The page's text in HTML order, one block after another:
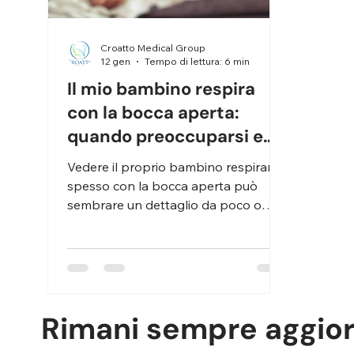
Il mio bambino respira
con la bocca aperta:
quando preoccuparsi e
cosa fare
Vedere il proprio bambino respirare
spesso con la bocca aperta può
sembrare un dettaglio da poco o
importante, che merita attenzione.
assenza di raffreddore, sia di giorno
che di notte e per periodi prolungati,
Croatto Medical Group
12 gen
Tempo di lettura: 6 min
Rimani sempre